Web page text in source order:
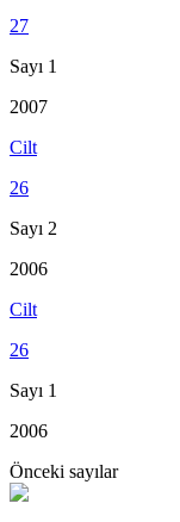
27
Sayı 1
2007
Cilt
26
Sayı 2
2006
Cilt
26
Sayı 1
2006
Önceki sayılar